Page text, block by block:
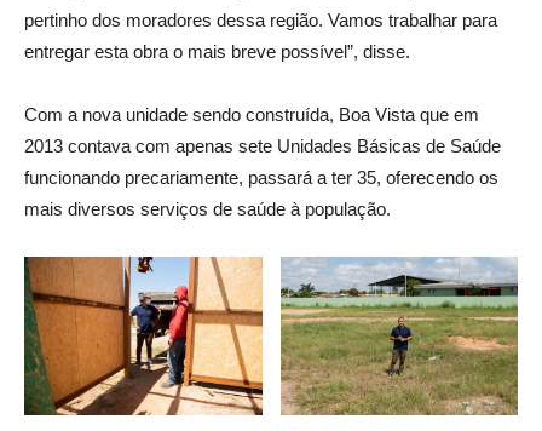
pertinho dos moradores dessa região. Vamos trabalhar para
entregar esta obra o mais breve possível”, disse.
Com a nova unidade sendo construída, Boa Vista que em
2013 contava com apenas sete Unidades Básicas de Saúde
funcionando precariamente, passará a ter 35, oferecendo os
mais diversos serviços de saúde à população.